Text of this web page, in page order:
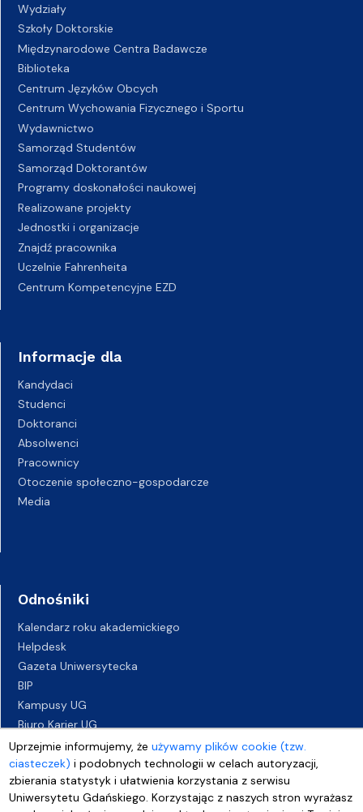
Uprzejmie informujemy, żeużywamy plików cookie (tzw.
ciasteczek) i podobnych technologii w celach autoryzacji,
zbierania statystyk i ułatwienia korzystania z serwisu
Uniwersytetu Gdańskiego. Korzystając z naszych stron wyrażasz
Wydziały
Szkoły Doktorskie
Międzynarodowe Centra Badawcze
Biblioteka
Centrum Języków Obcych
Centrum Wychowania Fizycznego i Sportu
Wydawnictwo
Samorząd Studentów
Samorząd Doktorantów
Programy doskonałości naukowej
Realizowane projekty
Jednostki i organizacje
Znajdź pracownika
Uczelnie Fahrenheita
Centrum Kompetencyjne EZD
Informacje dla
Kandydaci
Studenci
Doktoranci
Absolwenci
Pracownicy
Otoczenie społeczno-gospodarcze
Media
Odnośniki
Kalendarz roku akademickiego
Helpdesk
Gazeta Uniwersytecka
BIP
Kampusy UG
Biuro Karier UG
Oferty pracy
Deklaracja dostępności